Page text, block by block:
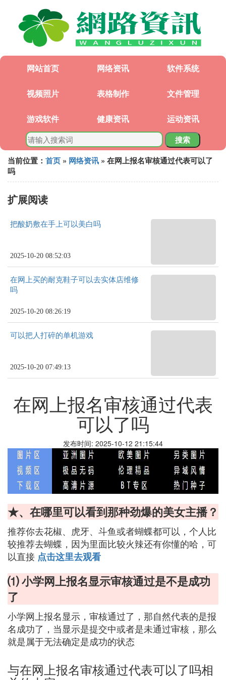
网站首页 网络资讯 软件系统
视频照片 表格制作 文件管理
游戏软件 健康资讯 运动资讯
搜索
当前位置： 首页 » 网络资讯 » 在网上报名审核通过代表可以了
吗
扩展阅读
把酸奶敷在手上可以美白吗
2025-10-20 08:52:03
在网上买的耐克鞋子可以去实体店维修
吗
2025-10-20 08:26:19
可以把人打碎的单机游戏
2025-10-20 07:49:13
在网上报名审核通过代表
可以了吗
发布时间: 2025-10-12 21:15:44
★、在哪里可以看到那种劲爆的美女主播？
推荐你去花椒、虎牙、斗鱼或者蝴蝶都可以，个人比
较推荐去蝴蝶，因为里面比较火辣还有你懂的哈，可
以直接 点击这里去观看
⑴ 小学网上报名显示审核通过是不是成功
了
小学网上报名显示，审核通过了，那自然代表的是报
名成功了，当显示是提交中或者是未通过审核，那么
就是属于无法确定是成功的状态
与在网上报名审核通过代表可以了吗相